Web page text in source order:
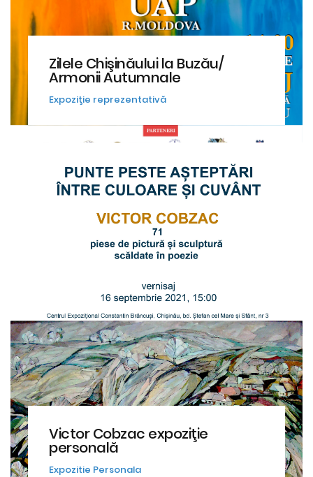
Zilele Chişinăului la Buzău/
Armonii Autumnale
Expoziţie reprezentativă
Victor Cobzac expoziţie
personală
Expozitie Personala